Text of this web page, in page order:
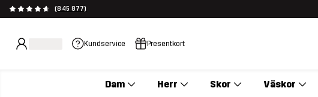
(845 877)
Kundservice Presentkort
Dam Herr Skor Väskor